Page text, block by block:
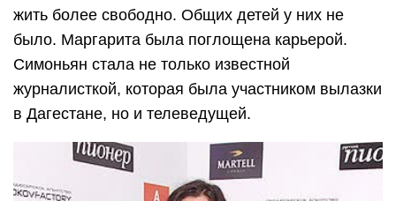
жить более свободно. Общих детей у них не
было. Маргарита была поглощена карьерой.
Симоньян стала не только известной
журналисткой, которая была участником вылазки
в Дагестане, но и телеведущей.